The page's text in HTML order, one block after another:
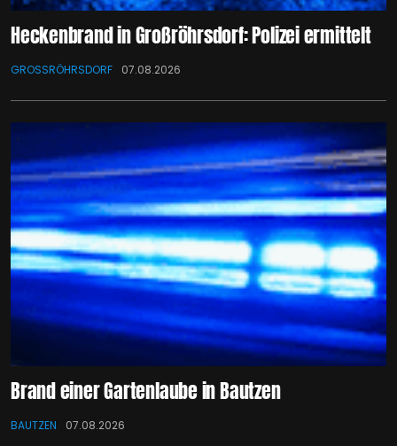
Heckenbrand in Großröhrsdorf: Polizei ermittelt
GROSSRÖHRSDORF 07.08.2026
Brand einer Gartenlaube in Bautzen
BAUTZEN 07.08.2026